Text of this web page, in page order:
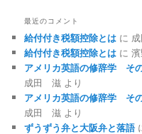
最近のコメント
給付付き税額控除とは に
給付付き税額控除とは に
アメリカ英語の修辞学 そ
成田 滋 より
アメリカ英語の修辞学 そ
成田 滋 より
ずうずう弁と大阪弁と落語